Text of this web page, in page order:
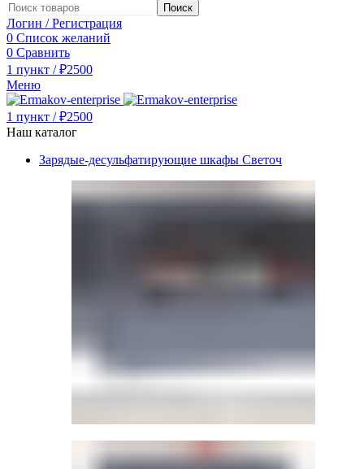
Поиск
Логин / Регистрация
0 Список желаний
0 Сравнить
1 пункт / ₽2500
Меню
1 пункт / ₽2500
Наш каталог
Зарядые-десульфатирующие шкафы Светоч